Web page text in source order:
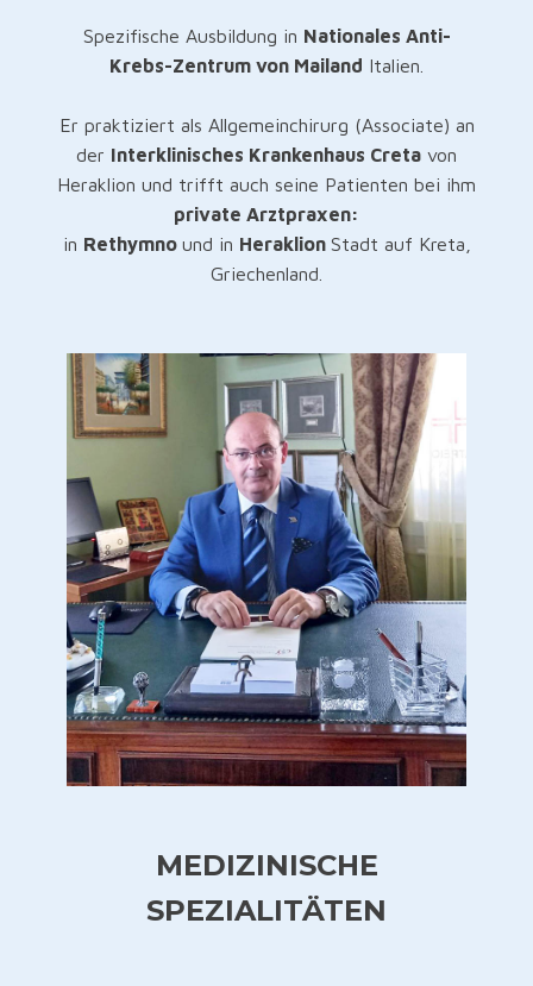
Spezifische Ausbildung in Nationales Anti-
Krebs-Zentrum von Mailand Italien.
Er praktiziert als Allgemeinchirurg (Associate) an
der Interklinisches Krankenhaus Creta von
Heraklion und trifft auch seine Patienten bei ihm
private Arztpraxen:
in Rethymno und in Heraklion Stadt auf Kreta,
Griechenland.
MEDIZINISCHE
SPEZIALITÄTEN